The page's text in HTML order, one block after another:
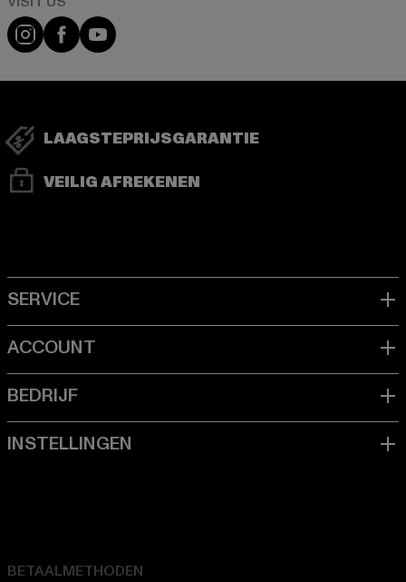
Visit our Instagram page:
Visit our Facebook page:
Visit our YouTube channel:
LAAGSTEPRIJSGARANTIE
VEILIG AFREKENEN
BETAALMETHODEN